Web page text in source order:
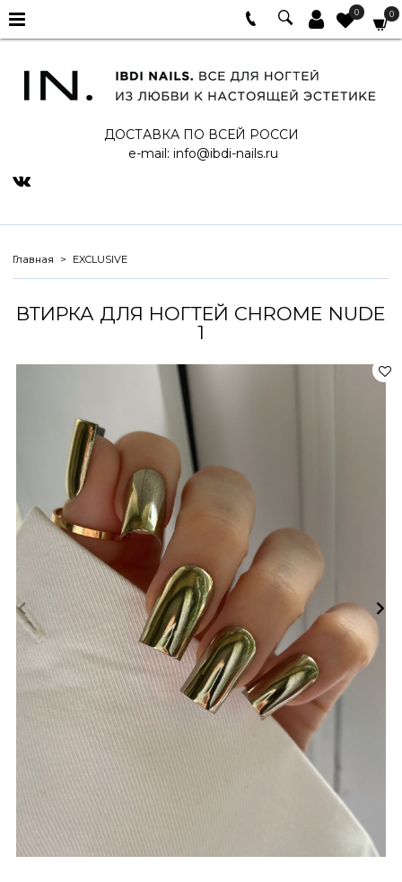
0 0
ДОСТАВКА ПО ВСЕЙ РОССИ
e-mail: info@ibdi-nails.ru
Главная EXCLUSIVE
ВТИРКА ДЛЯ НОГТЕЙ CHROME NUDE
1